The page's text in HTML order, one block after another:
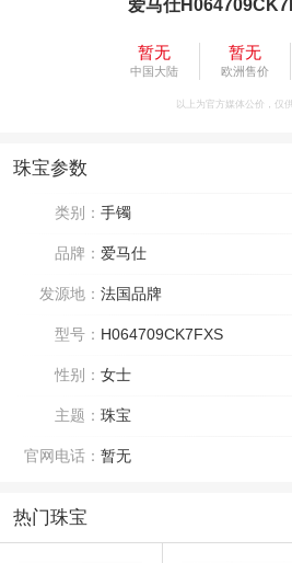
爱马仕
暂无
中国大陆
暂无
欧洲售价
以上为官方媒体公价，仅
珠宝参数
类别： 手镯
品牌： 爱马仕
发源地： 法国品牌
型号： H064709CK7FXS
性别： 女士
主题： 珠宝
官网电话： 暂无
热门珠宝